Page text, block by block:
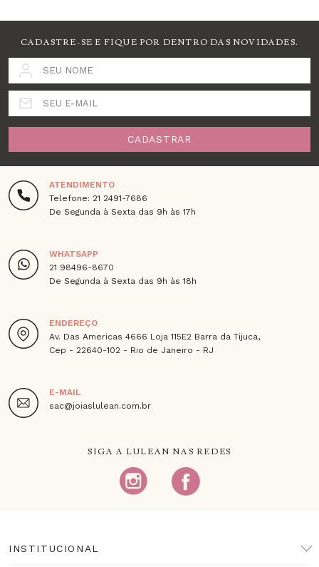
CADASTRE-SE E FIQUE POR DENTRO DAS NOVIDADES.
SEU NOME
SEU E-MAIL
CADASTRAR
ATENDIMENTO
Telefone: 21 2491-7686
De Segunda à Sexta das 9h às 17h
WHATSAPP
21 98496-8670
De Segunda à Sexta das 9h às 18h
ENDEREÇO
Av. Das Americas 4666 Loja 115E2 Barra da Tijuca,
Cep - 22640-102 - Rio de Janeiro - RJ
E-MAIL
sac@joiaslulean.com.br
SIGA A LULEAN NAS REDES
INSTITUCIONAL